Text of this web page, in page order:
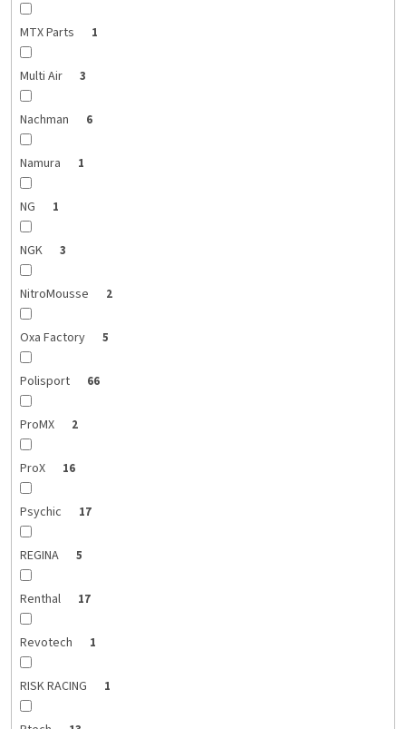
MTX Parts 1
Multi Air 3
Nachman 6
Namura 1
NG 1
NGK 3
NitroMousse 2
Oxa Factory 5
Polisport 66
ProMX 2
ProX 16
Psychic 17
REGINA 5
Renthal 17
Revotech 1
RISK RACING 1